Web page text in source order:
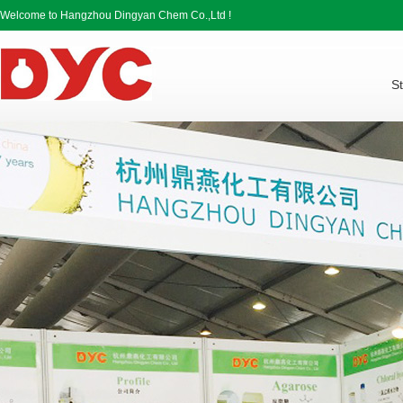
Welcome to Hangzhou Dingyan Chem Co.,Ltd !